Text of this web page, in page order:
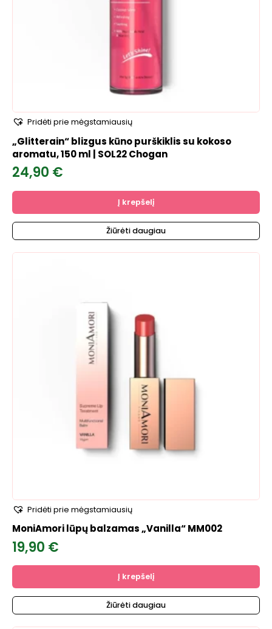
Pridėti prie mėgstamiausių
„Glitterain“ blizgus kūno purškiklis su kokoso
aromatu, 150 ml | SOL22 Chogan
24,90 €
Į krepšelį
Žiūrėti daugiau
Pridėti prie mėgstamiausių
MoniAmori lūpų balzamas „Vanilla“ MM002
19,90 €
Į krepšelį
Žiūrėti daugiau